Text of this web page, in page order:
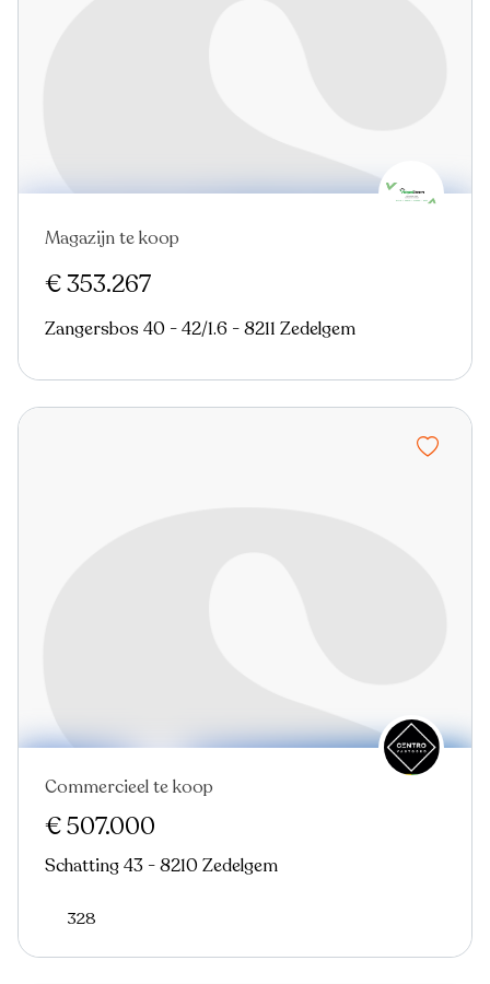
Magazijn te koop
€ 353.267
Zangersbos 40 - 42/1.6 - 8211 Zedelgem
Commercieel te koop
€ 507.000
Schatting 43 - 8210 Zedelgem
328